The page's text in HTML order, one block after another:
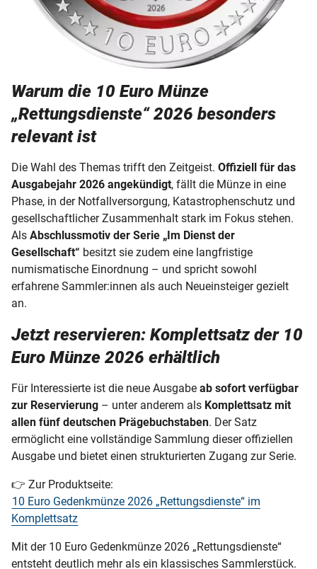
Warum die 10 Euro Münze
„Rettungsdienste“ 2026 besonders
relevant ist
Die Wahl des Themas trifft den Zeitgeist. Offiziell für das
Ausgabejahr 2026 angekündigt, fällt die Münze in eine
Phase, in der Notfallversorgung, Katastrophenschutz und
gesellschaftlicher Zusammenhalt stark im Fokus stehen.
Als Abschlussmotiv der Serie „Im Dienst der
Gesellschaft“ besitzt sie zudem eine langfristige
numismatische Einordnung – und spricht sowohl
erfahrene Sammler:innen als auch Neueinsteiger gezielt
an.
Jetzt reservieren: Komplettsatz der 10
Euro Münze 2026 erhältlich
Für Interessierte ist die neue Ausgabe ab sofort verfügbar
zur Reservierung – unter anderem als Komplettsatz mit
allen fünf deutschen Prägebuchstaben. Der Satz
ermöglicht eine vollständige Sammlung dieser offiziellen
Ausgabe und bietet einen strukturierten Zugang zur Serie.
👉 Zur Produktseite:
10 Euro Gedenkmünze 2026 „Rettungsdienste“ im
Komplettsatz
Mit der 10 Euro Gedenkmünze 2026 „Rettungsdienste“
entsteht deutlich mehr als ein klassisches Sammlerstück.